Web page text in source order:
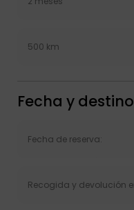
Fecha y destino